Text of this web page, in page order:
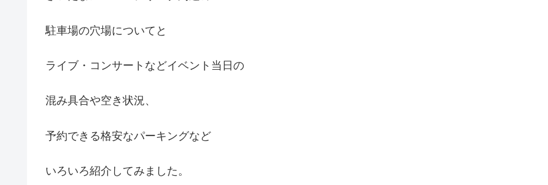
駐車場の穴場についてと
ライブ・コンサートなどイベント当日の
混み具合や空き状況、
予約できる格安なパーキングなど
いろいろ紹介してみました。